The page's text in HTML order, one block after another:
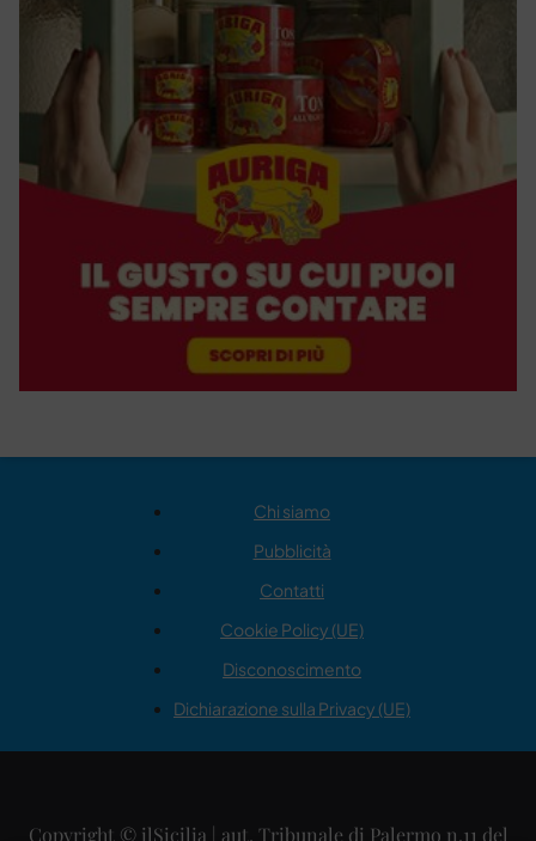
Chi siamo
Pubblicità
Contatti
Cookie Policy (UE)
Disconoscimento
Dichiarazione sulla Privacy (UE)
Copyright © ilSicilia | aut. Tribunale di Palermo n.11 del